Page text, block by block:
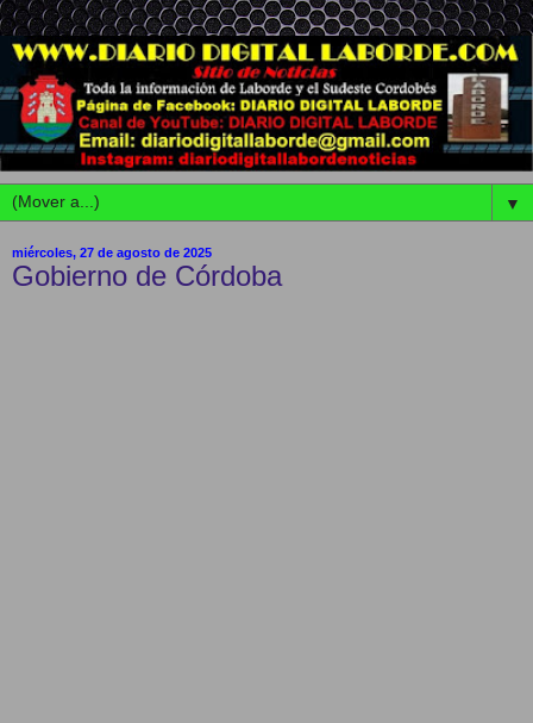
▼
miércoles, 27 de agosto de 2025
Gobierno de Córdoba